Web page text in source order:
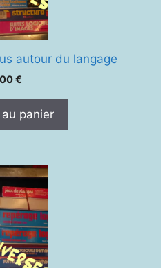
autour du langage
€
panier